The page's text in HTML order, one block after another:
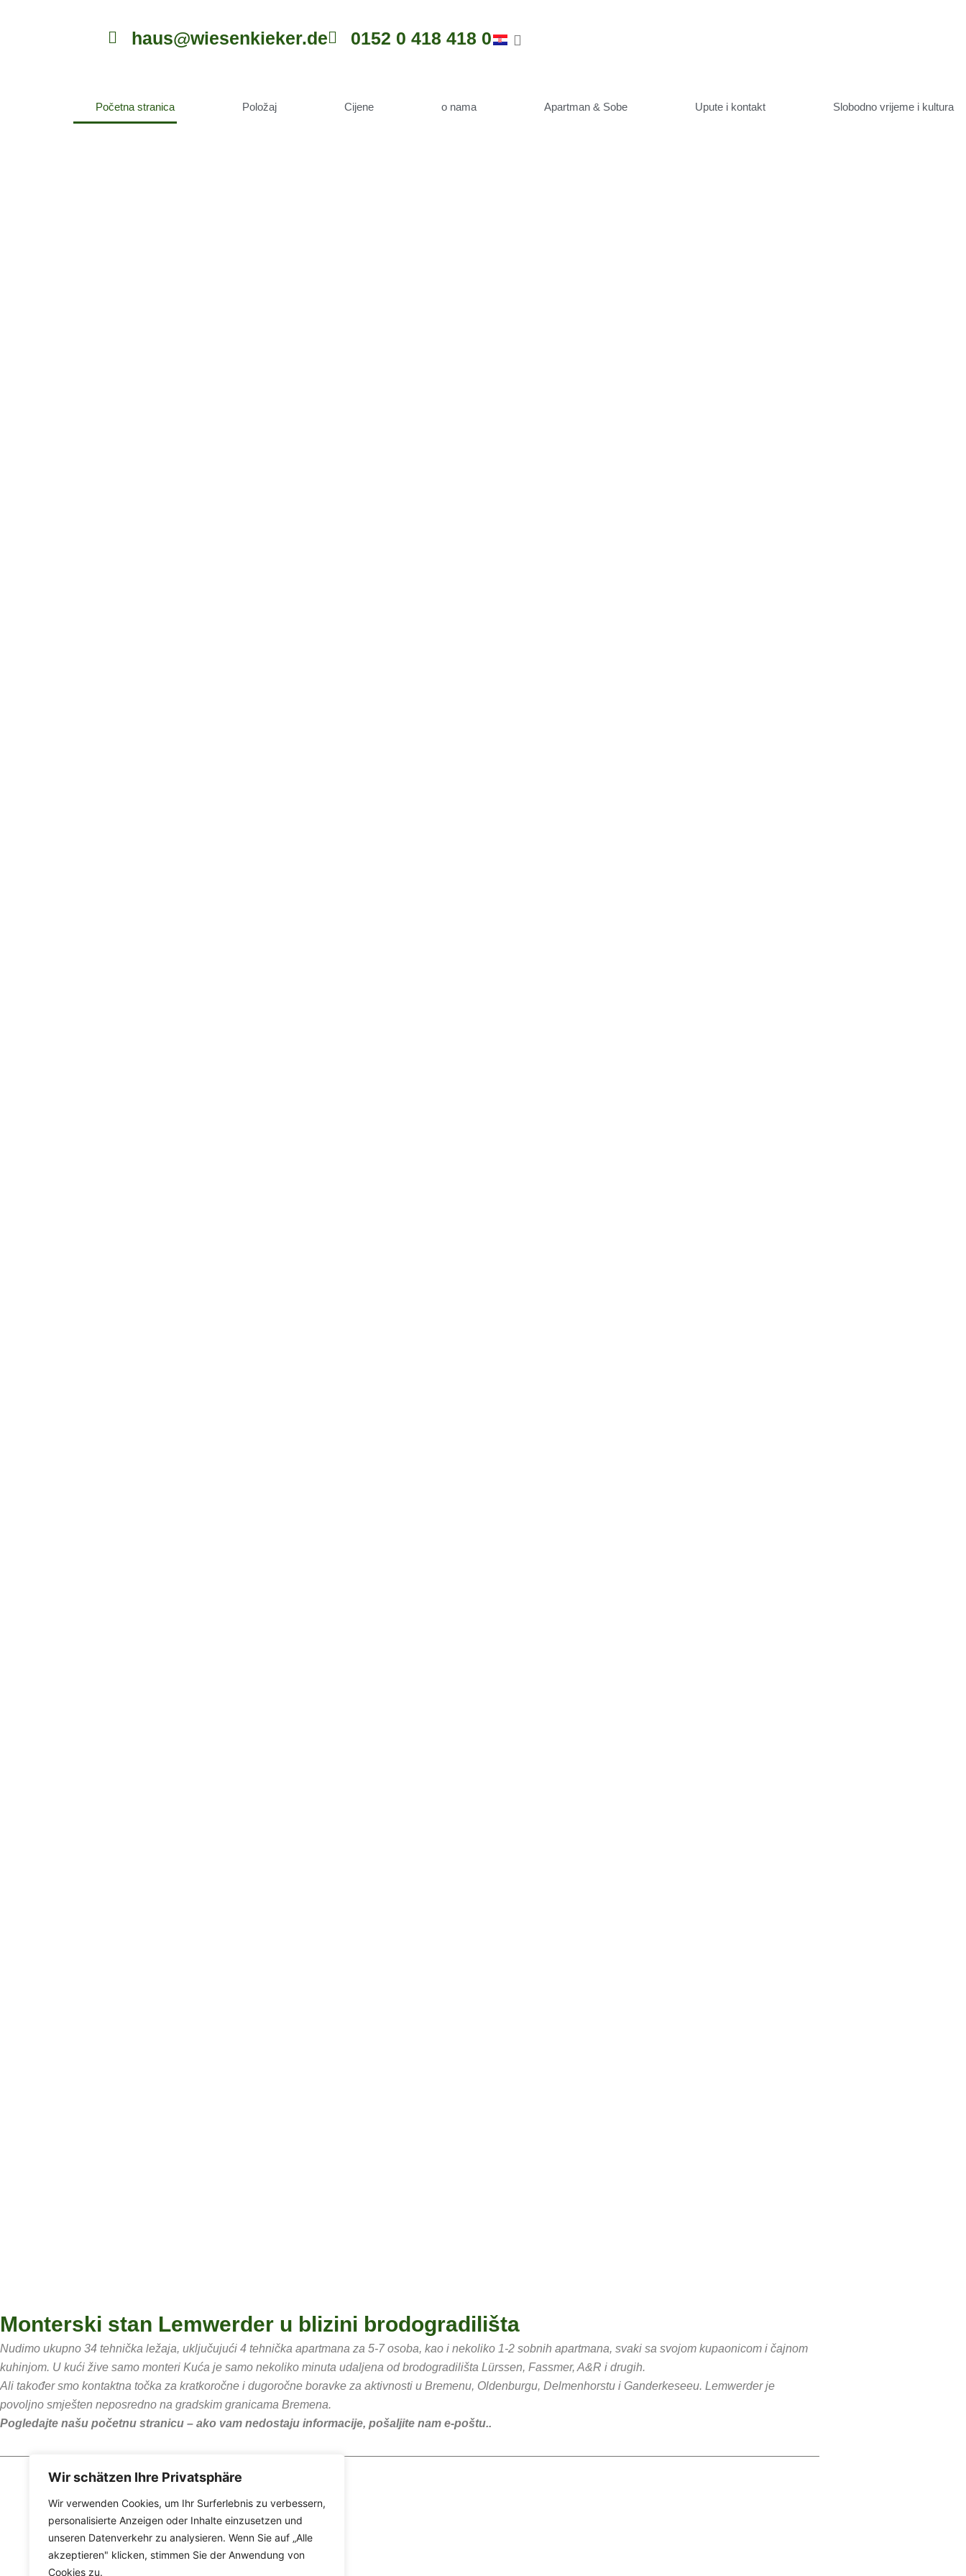
Wir schätzen Ihre Privatsphäre
Wir verwenden Cookies, um Ihr Surferlebnis zu verbessern,
personalisierte Anzeigen oder Inhalte einzusetzen und
unseren Datenverkehr zu analysieren. Wenn Sie auf „Alle
akzeptieren" klicken, stimmen Sie der Anwendung von
Cookies zu.
haus@wiesenkieker.de 0152 0 418 418 0
Početna stranica Položaj Cijene o nama Apartman & Sobe Upute i kontakt Slobodno vrijeme i kultura
Monterski stan Lemwerder u blizini brodogradilišta
Nudimo ukupno 34 tehnička ležaja, uključujući 4 tehnička apartmana za 5-7 osoba, kao i nekoliko 1-2 sobnih apartmana, svaki sa svojom kupaonicom i čajnom
kuhinjom. U kući žive samo monteri Kuća je samo nekoliko minuta udaljena od brodogradilišta Lürssen, Fassmer, A&R i drugih.
Ali također smo kontaktna točka za kratkoročne i dugoročne boravke za aktivnosti u Bremenu, Oldenburgu, Delmenhorstu i Ganderkeseeu. Lemwerder je
povoljno smješten neposredno na gradskim granicama Bremena.
Pogledajte našu početnu stranicu – ako vam nedostaju informacije, pošaljite nam e-poštu..